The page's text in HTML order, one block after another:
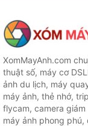
XomMayAnh.com
thuật số, máy cơ
ảnh du lịch, máy
máy ảnh, thẻ nhớ,
flycam, camera
máy ảnh phong